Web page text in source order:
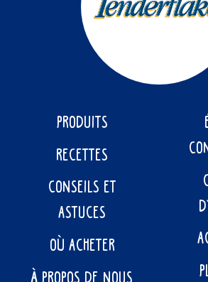
PRODUITS
RECETTES
CONSEILS ET
ASTUCES
OÙ ACHETER